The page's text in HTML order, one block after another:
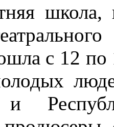
школа,
с 12